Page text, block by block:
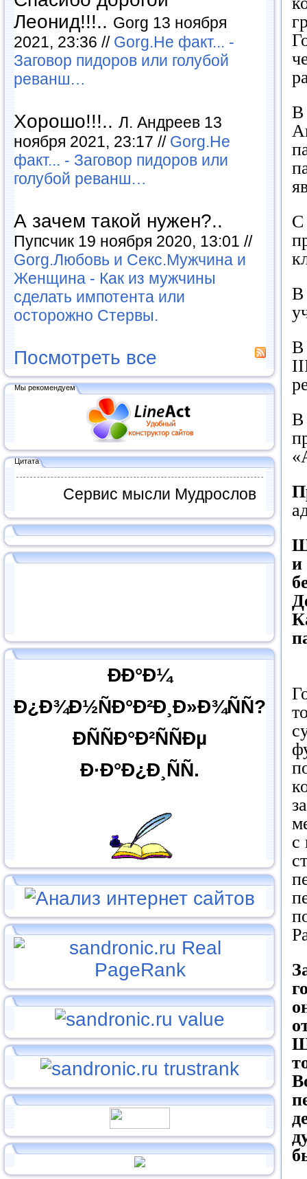
Леонид!!!.. Gorg 13 ноября
2021, 23:36 // Gorg.Не факт... -
Заговор пидоров или голубой
реванш…
Хорошо!!!.. Л. Андреев 13
ноября 2021, 23:17 // Gorg.Не
факт... - Заговор пидоров или
голубой реванш…
А зачем такой нужен?..
Пупсчик 19 ноября 2020, 13:01 //
Gorg.Любовь и Секс.Мужчина и
Женщина - Как из мужчины
сделать импотента или
осторожно Стервы.
Посмотреть все
Мы рекомендуем
Цитата
Сервис мысли Мудрослов
ÐÐ°Ð¼
Ð¿Ð¾Ð½ÑÐ°Ð²Ð¸Ð»Ð¾ÑÑ?
ÐÑÑÐ°Ð²ÑÑÐµ
Ð·Ð°Ð¿Ð¸ÑÑ.
В
С
В
В
В
и
с